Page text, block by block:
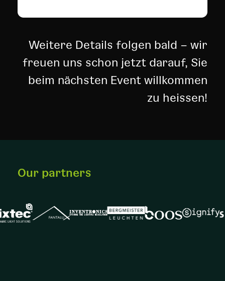
Weitere Details folgen bald – wir
freuen uns schon jetzt darauf, Sie
beim nächsten Event willkommen
zu heissen!
Our partners